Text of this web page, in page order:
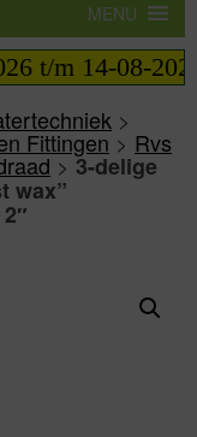
MENU
08-2026
>
Fittingen> Rvs
>3-delige
wax”